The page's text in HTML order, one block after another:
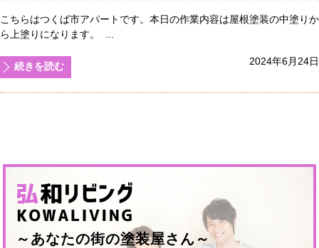
こちらはつくば市アパートです。本日の作業内容は屋根塗装の中塗りか
ら上塗りになります。 ...
2024年6月24日
続きを読む
～あなたの街の塗装屋さん～